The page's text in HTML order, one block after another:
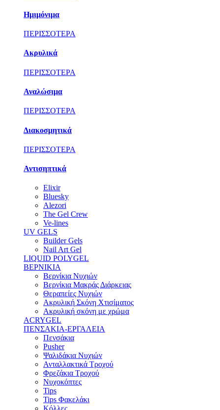
Ημιμόνιμα
ΠΕΡΙΣΣΟΤΕΡΑ
Ακρυλικά
ΠΕΡΙΣΣΟΤΕΡΑ
Αναλώσιμα
ΠΕΡΙΣΣΟΤΕΡΑ
Διακοσμητικά
ΠΕΡΙΣΣΟΤΕΡΑ
Αντισηπτικά
Elixir
Bluesky
Alezori
The Gel Crew
Ve-lines
UV GELS
Builder Gels
Nail Art Gel
LIQUID POLYGEL
ΒΕΡΝΙΚΙΑ
Βερνίκια Νυχιών
Βερνίκια Μακράς Διάρκειας
Θεραπείες Νυχιών
Ακρυλική Σκόνη Χτισίματος
Ακρυλική σκόνη με χρώμα
ACRYGEL
ΠΕΝΣΑΚΙΑ-ΕΡΓΑΛΕΙΑ
Πενσάκια
Pusher
Ψαλιδάκια Νυχιών
Ανταλλακτικά Τροχού
Φρεζάκια Τροχού
Νυχοκόπτες
Tips
Tips Φακελάκι